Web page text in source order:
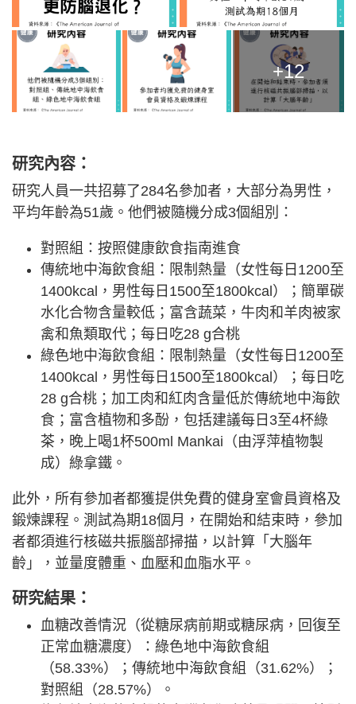
+12
研究內容：
研究人員一共招募了284名參加者，大部分為男性，
平均年齡為51歲。他們被隨機分成3個組別：
對照組：按照健康飲食指南進食
傳統地中海飲食組：限制熱量（女性每日1200至
1400kcal，男性每日1500至1800kcal）；簡單碳
水化合物含量較低；富含蔬菜，牛肉和羊肉被家
禽和魚類取代；每日吃28 g合桃
綠色地中海飲食組：限制熱量（女性每日1200至
1400kcal，男性每日1500至1800kcal）；每日吃
28 g合桃；加工肉和紅肉含量低於傳統地中海飲
食；富含植物和多酚，包括建議每日3至4杯綠
茶，晚上喝1杯500ml Mankai（由浮萍植物製
成）綠拿鐵。
此外，所有參加者都獲提供免費的健身室會員資格及
鍛煉課程。測試為期18個月，在開始和結束時，參加
者都須進行核磁共振腦部掃描，以計算「大腦年
齡」，並量度體重、血壓和血脂水平。
研究結果：
血糖改善情況（從糖尿病前期或糖尿病，回復至
正常血糖濃度）：綠色地中海飲食組
（58.33%）；傳統地中海飲食組（31.62%）；
對照組（28.57%）。